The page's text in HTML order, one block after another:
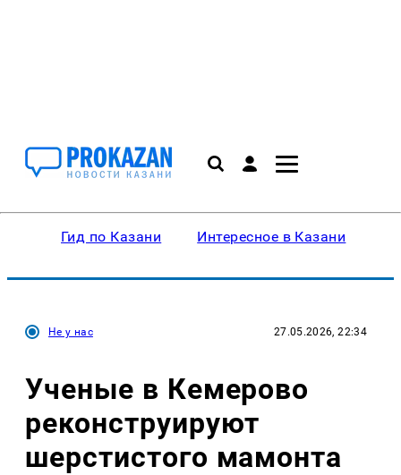
Гид по Казани Интересное в Казани
Не у нас 27.05.2026, 22:34
Ученые в Кемерово
реконструируют
шерстистого мамонта